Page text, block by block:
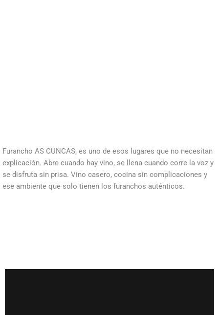
Furancho AS CUNCAS, es uno de esos lugares que no necesitan
explicación. Abre cuando hay vino, se llena cuando corre la voz y
se disfruta sin prisa. Vino casero, cocina sin complicaciones y
ese ambiente que solo tienen los furanchos auténticos.